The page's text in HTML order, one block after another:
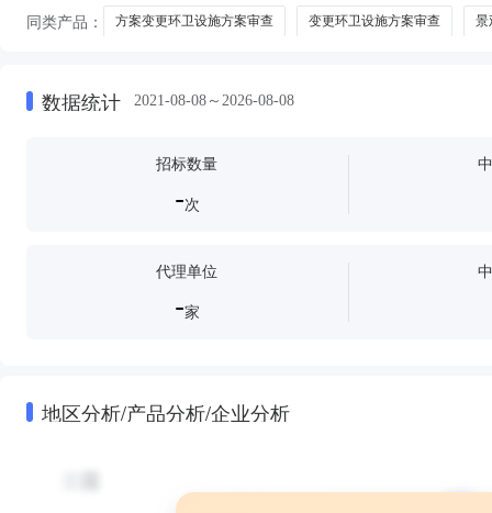
同类产品： 方案变更环卫设施方案审查 变更环卫设施方案审查 景
数据统计 2021-08-08～2026-08-08
招标数量
-次
代理单位
-家
地区分析/产品分析/企业分析